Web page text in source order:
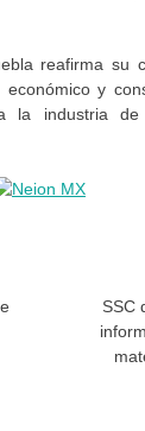
reafirma su
y
la industria de
SSC